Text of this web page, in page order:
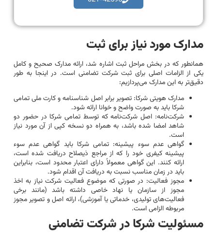
مدارک مورد نیاز برای ثبت
همانطور که در بخش مراحل ثبت اشاره شد، ارائه مدارک صحیح و کامل
یکی از الزامات اصلی برای ثبت شرکت تضامنی است. در اینجا به طور
دقیق‌تر به این مدارک می‌پردازیم:
مدارک هویتی شرکا: تصویر برابر اصل شناسنامه و کارت ملی تمامی
شرکا باید به صورت واضح و خوانا ارائه شود.
شرکت‌نامه: اصل شرکت‌نامه که توسط تمامی شرکا در حضور دو
شاهد امضا شده باشد، به همراه دو نسخه کپی از آن مورد نیاز
است.
گواهی عدم سوء پیشینه: تمامی شرکا باید گواهی عدم سوء
پیشینه کیفری خود را که از مراجع ذیصلاح دریافت شده است،
ارائه کنند. این گواهی معمولاً دارای اعتبار محدود است، بنابراین
باید در زمان مناسب نسبت به دریافت آن اقدام شود.
مجوز فعالیت: در صورتی که موضوع فعالیت شرکت نیاز به اخذ
مجوز از سازمان یا نهاد خاصی داشته باشد (مانند برخی
فعالیت‌های تولیدی، خدماتی یا آموزشی)، ارائه اصل و تصویر مجوز
مربوطه الزامی است.
مسئولیت شرکا در شرکت تضامنی